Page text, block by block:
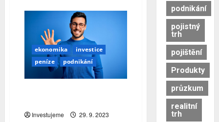
strašáky
německých
šéfů
firem:
Kybernetická
rizika
a
ESG
regule
ekonomika
investice
peníze
podnikání
Investujeme 29. 9. 2023
podnikání
pojistný
trh
pojištění
Produkty
průzkum
realitní
trh